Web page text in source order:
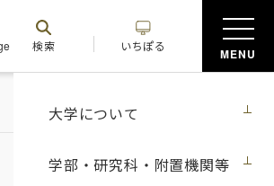
大学について
学部・研究科・附置機関等
検索 いちぽる
MENU